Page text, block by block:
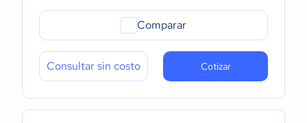
Comparar
Consultar sin costo Cotizar